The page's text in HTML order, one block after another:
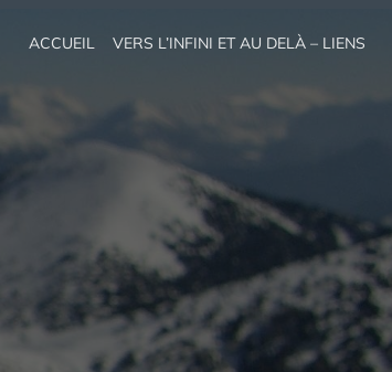
ACCUEIL VERS L’INFINI ET AU DELÀ – LIENS